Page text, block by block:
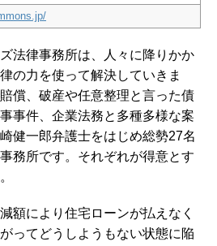
法律事務所は、人々に降りかか
の力を使って解決していきま
償、破産や任意整理と言った債
事件、企業法務と多種多様な案
健一郎弁護士をはじめ総勢27名
務所です。それぞれが得意とす
額により住宅ローンが払えなく
ってどうしようもない状態に陥